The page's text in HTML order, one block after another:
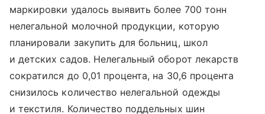
маркировки удалось выявить более 700 тонн
нелегальной молочной продукции, которую
планировали закупить для больниц, школ
и детских садов. Нелегальный оборот лекарств
сократился до 0,01 процента, на 30,6 процента
снизилось количество нелегальной одежды
и текстиля. Количество поддельных шин